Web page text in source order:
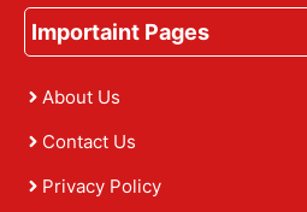
Importaint Pages
About Us
Contact Us
Privacy Policy